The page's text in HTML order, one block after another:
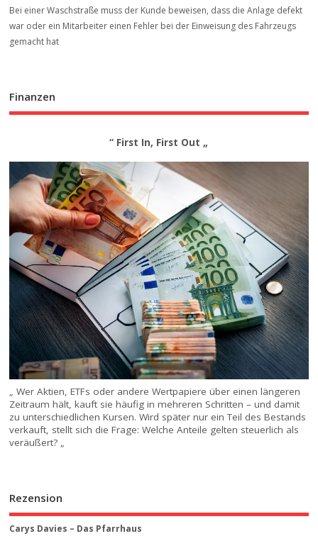
Bei einer Waschstraße muss der Kunde beweisen, dass die Anlage defekt
war oder ein Mitarbeiter einen Fehler bei der Einweisung des Fahrzeugs
gemacht hat
Finanzen
“ First In, First Out „
„ Wer Aktien, ETFs oder andere Wertpapiere über einen längeren
Zeitraum hält, kauft sie häufig in mehreren Schritten – und damit
zu unterschiedlichen Kursen. Wird später nur ein Teil des Bestands
verkauft, stellt sich die Frage: Welche Anteile gelten steuerlich als
veräußert? „
Rezension
Carys Davies – Das Pfarrhaus